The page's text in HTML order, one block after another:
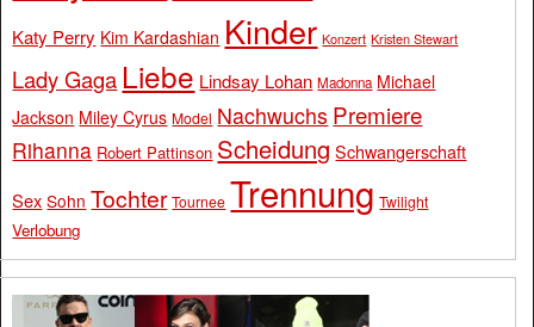
Katy Perry Kim Kardashian Kinder Konzert Kristen Stewart
Lady Gaga Liebe Lindsay Lohan Madonna Michael
Jackson Miley Cyrus Model Nachwuchs Premiere
Rihanna Robert Pattinson Scheidung Schwangerschaft
Sex Sohn Tochter Tournee Trennung Twilight
Verlobung